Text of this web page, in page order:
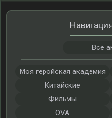
Навигация
Все
Моя геройская академия
Китайские
Фильмы
OVA